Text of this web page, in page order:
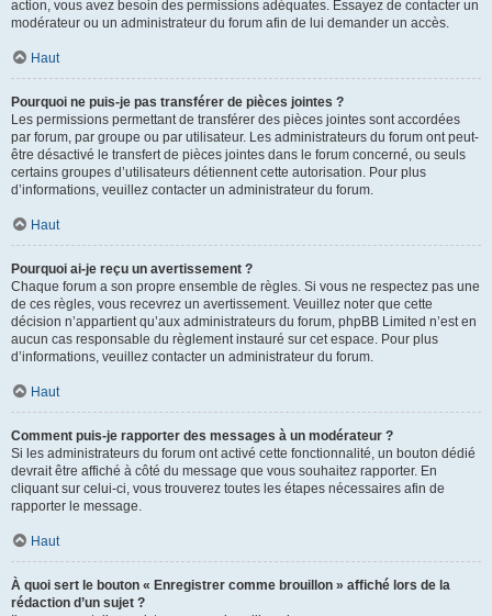
action, vous avez besoin des permissions adéquates. Essayez de contacter un
modérateur ou un administrateur du forum afin de lui demander un accès.
Haut
Pourquoi ne puis-je pas transférer de pièces jointes ?
Les permissions permettant de transférer des pièces jointes sont accordées
par forum, par groupe ou par utilisateur. Les administrateurs du forum ont peut-
être désactivé le transfert de pièces jointes dans le forum concerné, ou seuls
certains groupes d’utilisateurs détiennent cette autorisation. Pour plus
d’informations, veuillez contacter un administrateur du forum.
Haut
Pourquoi ai-je reçu un avertissement ?
Chaque forum a son propre ensemble de règles. Si vous ne respectez pas une
de ces règles, vous recevrez un avertissement. Veuillez noter que cette
décision n’appartient qu’aux administrateurs du forum, phpBB Limited n’est en
aucun cas responsable du règlement instauré sur cet espace. Pour plus
d’informations, veuillez contacter un administrateur du forum.
Haut
Comment puis-je rapporter des messages à un modérateur ?
Si les administrateurs du forum ont activé cette fonctionnalité, un bouton dédié
devrait être affiché à côté du message que vous souhaitez rapporter. En
cliquant sur celui-ci, vous trouverez toutes les étapes nécessaires afin de
rapporter le message.
Haut
À quoi sert le bouton « Enregistrer comme brouillon » affiché lors de la
rédaction d’un sujet ?